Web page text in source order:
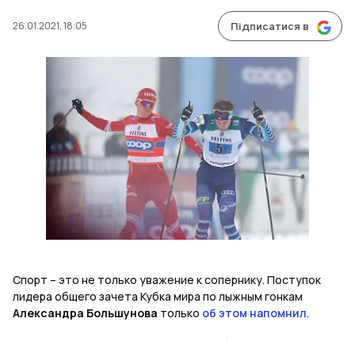
26.01.2021, 18:05 Підписатися в
Спорт – это не только уважение к сопернику. Поступок
лидера общего зачета Кубка мира по лыжным гонкам
Александра Большунова только об этом напомнил.